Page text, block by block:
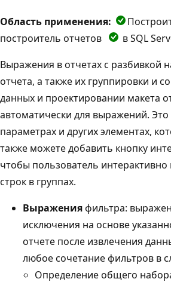
Область применения:
построитель отчетов
в SQL
Выражения в отчетах с разбивкой
отчета, а также их группировки и
данных и проектировании макета
автоматически для выражений.
параметрах и других элементах,
также можете добавить кнопку
чтобы пользователь
строк в группах.
Выраженияфильтра:
исключения на основе
отчете после извлечения
любое сочетание фильтров в
Определение общего